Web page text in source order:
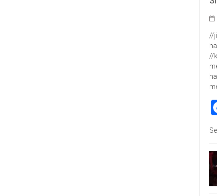
//
//